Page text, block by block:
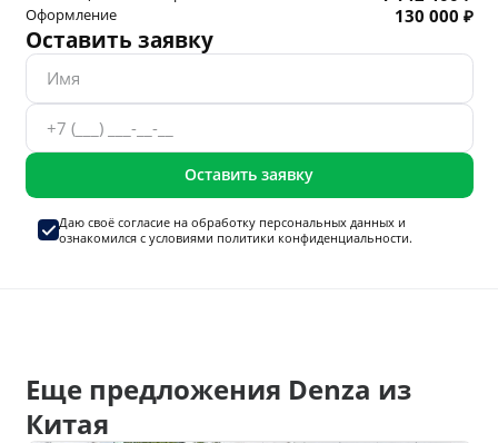
Оформление 130 000 ₽
Оставить заявку
Оставить заявку
Даю своё согласие на обработку персональных данныхи
ознакомился с условиями политики конфиденциальности.
Еще предложения Denza из
Китая